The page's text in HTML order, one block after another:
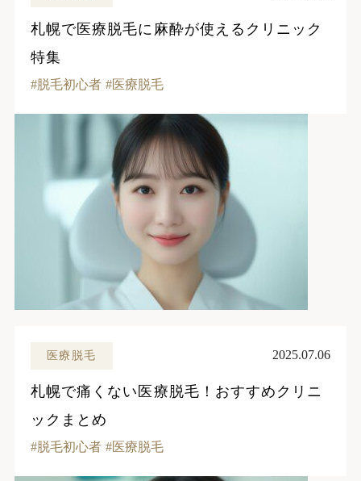
札幌で医療脱毛に麻酔が使えるクリニック
特集
脱毛初心者 医療脱毛
医療脱毛 2025.07.06
札幌で痛くない医療脱毛！おすすめクリニ
ックまとめ
脱毛初心者 医療脱毛